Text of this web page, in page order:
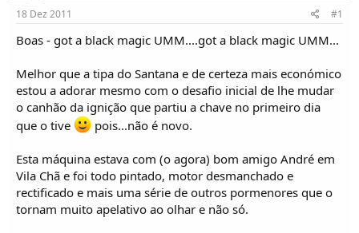
d
o
r
T
ó
p
i
s
í
o
18 Dez 2011 #1
Boas - got a black magic UMM....got a black magic UMM...
Melhor que a tipa do Santana e de certeza mais económico
estou a adorar mesmo com o desafio inicial de lhe mudar
o canhão da ignição que partiu a chave no primeiro dia
que o tive
pois...não é novo.
Esta máquina estava com (o agora) bom amigo André em
Vila Chã e foi todo pintado, motor desmanchado e
rectificado e mais uma série de outros pormenores que o
tornam muito apelativo ao olhar e não só.